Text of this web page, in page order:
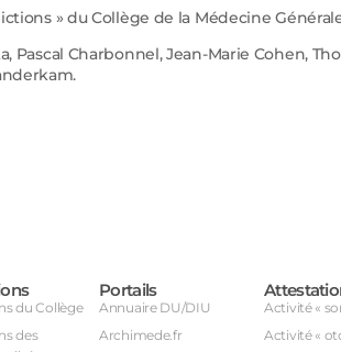
» du Collège de la Médecine
Pascal Charbonnel, Jean-Marie Cohen,
du Collège
des
Portails
Annuaire DU/DIU
Archimede.fr
Activité «
Activité «